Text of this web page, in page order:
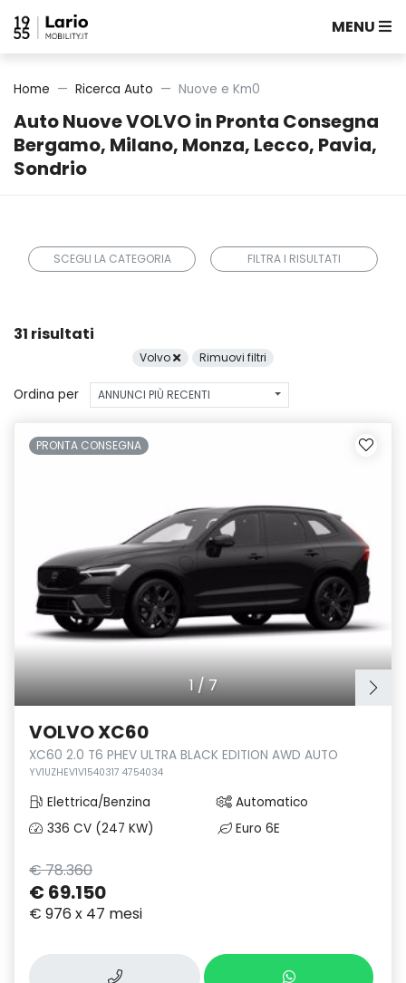
MENU
Auto Nuove VOLVO in Pronta Consegna
Bergamo, Milano, Monza, Lecco, Pavia,
Sondrio
Home Ricerca Auto Nuove e Km0
SCEGLI LA CATEGORIA FILTRA I RISULTATI
31 risultati
Volvo Rimuovi filtri
Ordina per ANNUNCI PIÙ RECENTI
1/7
PRONTA CONSEGNA
VOLVO XC60
XC60 2.0 T6 PHEV ULTRA BLACK EDITION AWD AUTO
YV1UZHEV1V1540317 4754034
Elettrica/Benzina
Automatico
336 CV (247 KW)
Euro 6E
€ 78.360
€ 69.150
€ 976 x 47 mesi